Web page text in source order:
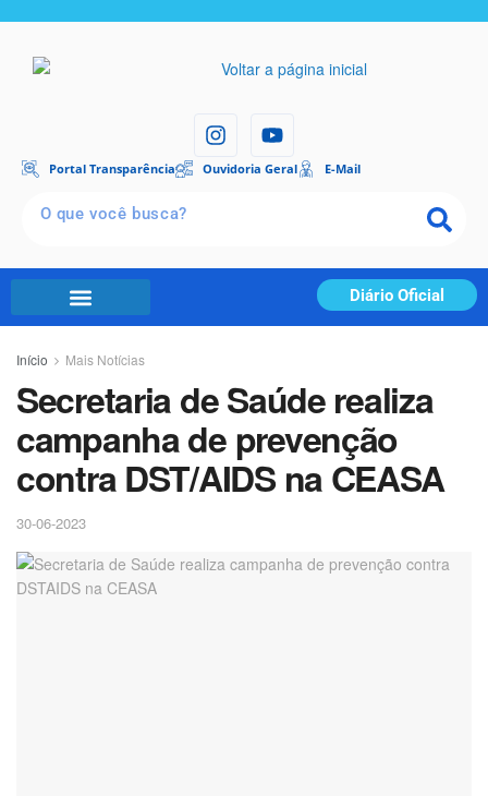
Portal Transparência Ouvidoria Geral E-Mail
Diário Oficial
Início Mais Notícias
Secretaria de Saúde realiza
campanha de prevenção
contra DST/AIDS na CEASA
30-06-2023